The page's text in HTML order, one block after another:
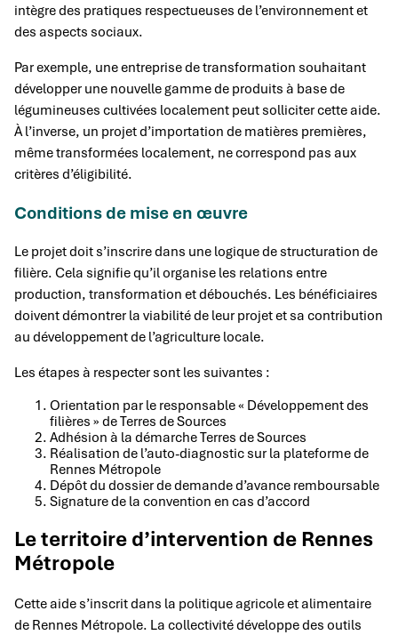
intègre des pratiques respectueuses de l’environnement et
des aspects sociaux.
Par exemple, une entreprise de transformation souhaitant
développer une nouvelle gamme de produits à base de
légumineuses cultivées localement peut solliciter cette aide.
À l’inverse, un projet d’importation de matières premières,
même transformées localement, ne correspond pas aux
critères d’éligibilité.
Conditions de mise en œuvre
Le projet doit s’inscrire dans une logique de structuration de
filière. Cela signifie qu’il organise les relations entre
production, transformation et débouchés. Les bénéficiaires
doivent démontrer la viabilité de leur projet et sa contribution
au développement de l’agriculture locale.
Les étapes à respecter sont les suivantes :
Orientation par le responsable « Développement des
filières » de Terres de Sources
Adhésion à la démarche Terres de Sources
Réalisation de l’auto-diagnostic sur la plateforme de
Rennes Métropole
Dépôt du dossier de demande d’avance remboursable
Signature de la convention en cas d’accord
Le territoire d’intervention de Rennes
Métropole
Cette aide s’inscrit dans la politique agricole et alimentaire
de Rennes Métropole. La collectivité développe des outils